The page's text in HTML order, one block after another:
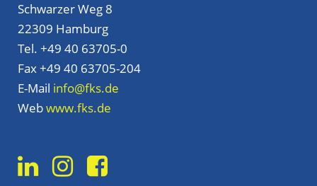
Schwarzer Weg 8
22309 Hamburg
Tel. +49 40 63705-0
Fax +49 40 63705-204
E-Mail info@fks.de
Webwww.fks.de